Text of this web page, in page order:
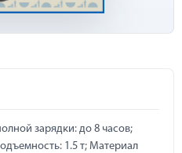
зарядки: до 8 часов;
1.5 т; Материал